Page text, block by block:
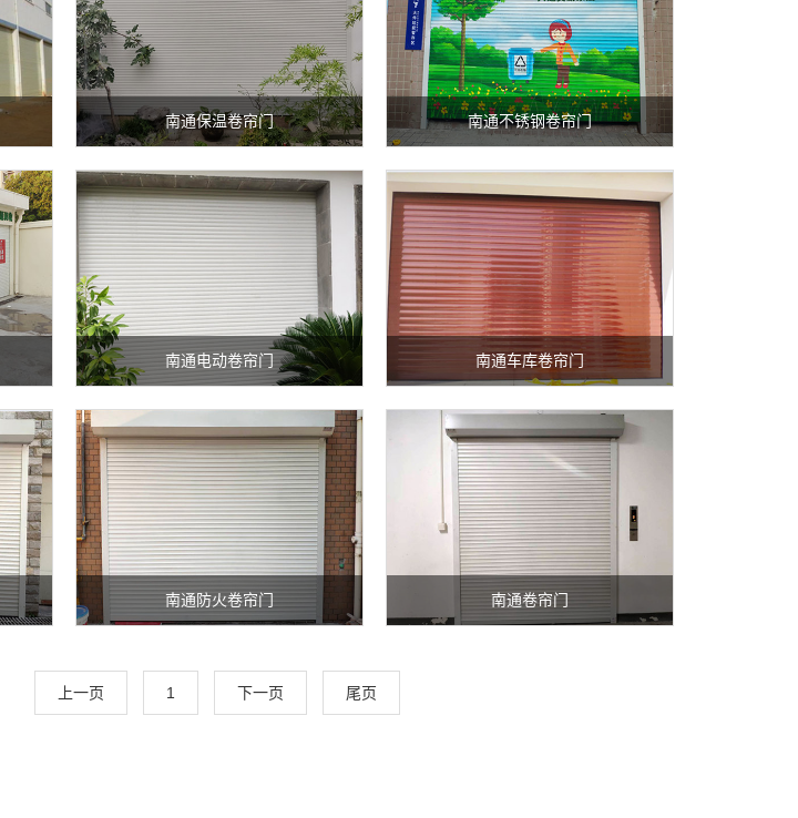
南通保温卷帘门 南通不锈钢卷帘门
南通电动卷帘门 南通车库卷帘门
南通防火卷帘门 南通卷帘门
上一页 1 下一页 尾页